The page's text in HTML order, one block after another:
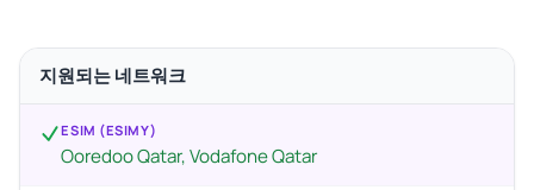
지원되는 네트워크
ESIM (ESIMY)
Ooredoo Qatar, Vodafone Qatar